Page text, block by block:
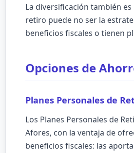
La diversificación también
retiro puede no ser la
beneficios fiscales o tienen
Opciones de
Planes Personales de
Los Planes Personales de
Afores, con la ventaja de
beneficios fiscales: las